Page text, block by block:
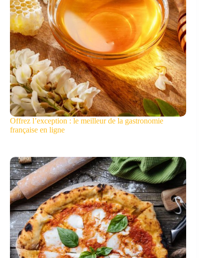
Offrez l’exception : le meilleur de la gastronomie
française en ligne